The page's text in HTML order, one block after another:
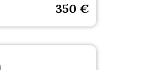
350 €